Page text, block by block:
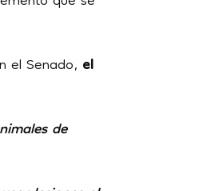
el Senado,el
de